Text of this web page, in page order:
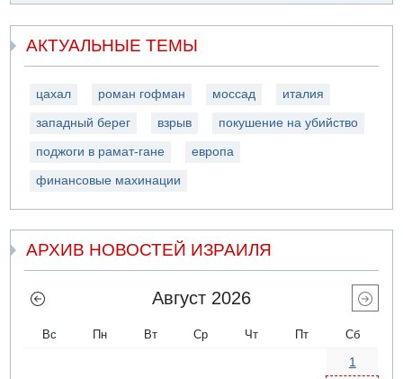
АКТУАЛЬНЫЕ ТЕМЫ
цахал роман гофман моссад италия
западный берег взрыв покушение на убийство
поджоги в рамат-гане европа
финансовые махинации
АРХИВ НОВОСТЕЙ ИЗРАИЛЯ
Август 2026
Вс Пн Вт Ср Чт Пт Сб
1